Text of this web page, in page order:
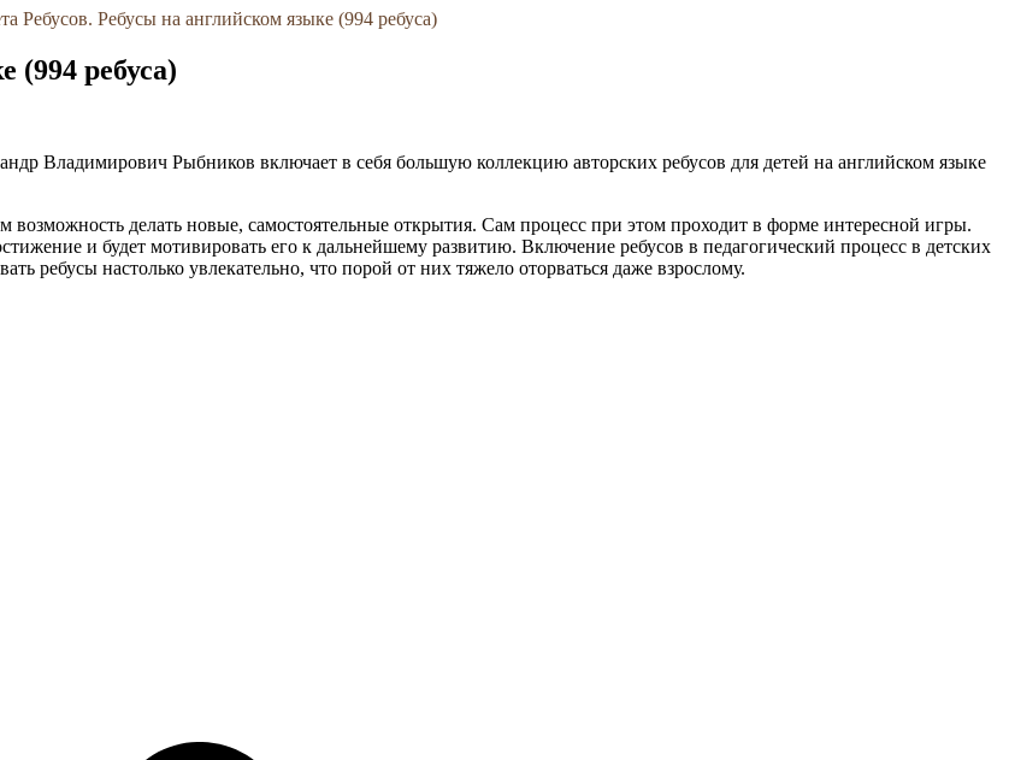
Ребусов. Ребусы на английском языке (994 ребуса)
(994 ребуса)
Владимирович Рыбников включает в себя большую коллекцию авторских ребусов для детей на английском языке
возможность делать новые, самостоятельные открытия. Сам процесс при этом проходит в форме интересной игры.
и будет мотивировать его к дальнейшему развитию. Включение ребусов в педагогический процесс в детских
ребусы настолько увлекательно, что порой от них тяжело оторваться даже взрослому.